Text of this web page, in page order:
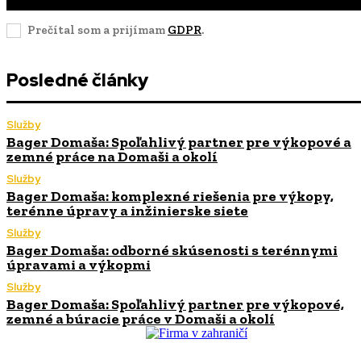
Prečítal som a prijímam GDPR.
Posledné články
Služby
Bager Domaša: Spoľahlivý partner pre výkopové a
zemné práce na Domaši a okolí
Služby
Bager Domaša: komplexné riešenia pre výkopy,
terénne úpravy a inžinierske siete
Služby
Bager Domaša: odborné skúsenosti s terénnymi
úpravami a výkopmi
Služby
Bager Domaša: Spoľahlivý partner pre výkopové,
zemné a búracie práce v Domaši a okolí